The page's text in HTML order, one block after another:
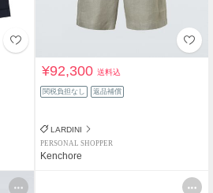
¥92,300送料込
関税負担なし 返品補償
LARDINI
PERSONAL SHOPPER
Kenchore